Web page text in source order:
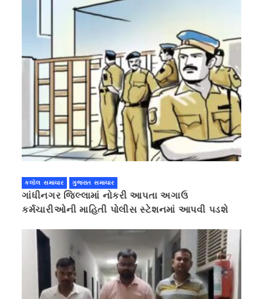
કલોલ સમાચાર ગુજરાત સમાચાર
ગાંધીનગર જિલ્લામાં નોકરી આપતા અગાઉ
કર્મચારીઓની માહિતી પોલીસ સ્ટેશનમાં આપવી પડશે